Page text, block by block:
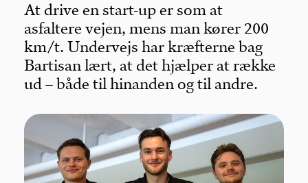
At drive en start-up er som at
asfaltere vejen, mens man kører 200
km/t. Undervejs har kræfterne bag
Bartisan lært, at det hjælper at række
ud – både til hinanden og til andre.